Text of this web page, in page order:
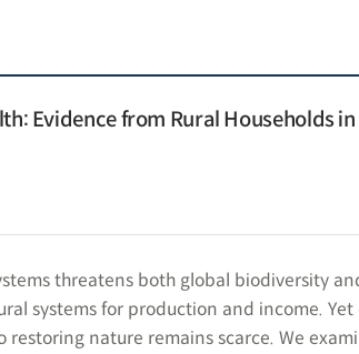
Evidence from Rural Households in
threatens both global biodiversity
systems for production and income. Yet
nature remains scarce. We